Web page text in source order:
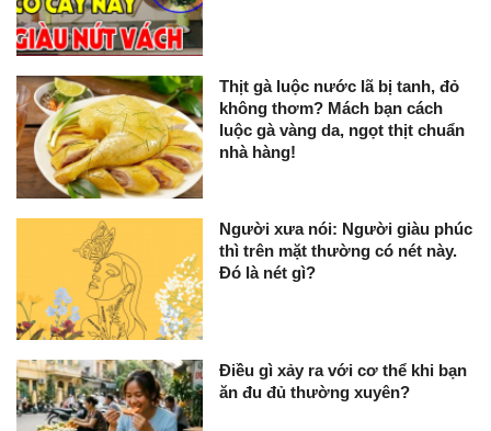
Thịt gà luộc nước lã bị tanh, đỏ
không thơm? Mách bạn cách
luộc gà vàng da, ngọt thịt chuẩn
nhà hàng!
Người xưa nói: Người giàu phúc
thì trên mặt thường có nét này.
Đó là nét gì?
Điều gì xảy ra với cơ thể khi bạn
ăn đu đủ thường xuyên?